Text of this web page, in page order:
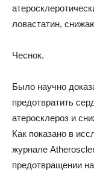
ловастатин,
Чеснок.
Было научно
предотвратить
атеросклероз и
Как показано в
журнале
предотвращении